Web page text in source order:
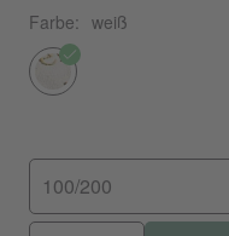
Farbe: weiß
100/200